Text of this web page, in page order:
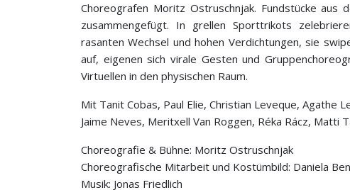
Choreografen Moritz Ostruschnjak. Fundstücke
zusammengefügt. In grellen Sporttrikots
rasanten Wechsel und hohen Verdichtungen, sie
auf, eigenen sich virale Gesten und
Virtuellen in den physischen Raum.
Mit Tanit Cobas, Paul Elie, Christian Leveque, Agathe
Jaime Neves, Meritxell Van Roggen, Réka Rácz, Matti
Choreografie & Bühne: Moritz Ostruschnjak
Choreografische Mitarbeit und Kostümbild: Daniela
Musik: Jonas Friedlich